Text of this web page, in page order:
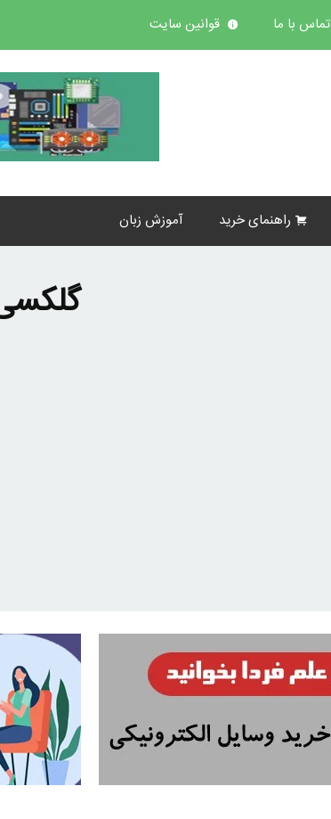
تماس با ما قوانین سایت
راهنمای خرید آموزش زبان